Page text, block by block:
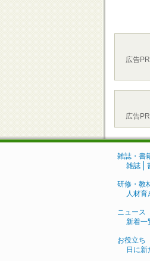
広告PR
広告PR
雑誌・書
雑誌
研修・教
人材育
ニュース
新着一
お役立ち
日に新